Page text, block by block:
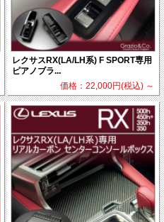
レクサスRX(LA/LH系) F SPORT専用
ピアノブラ...
価格：22,000円(税込) ～